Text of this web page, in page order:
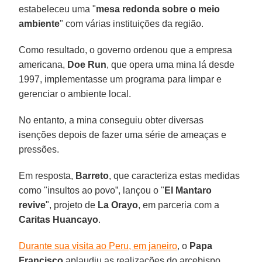
estabeleceu uma "mesa redonda sobre o meio
ambiente" com várias instituições da região.
Como resultado, o governo ordenou que a empresa
americana, Doe Run, que opera uma mina lá desde
1997, implementasse um programa para limpar e
gerenciar o ambiente local.
No entanto, a mina conseguiu obter diversas
isenções depois de fazer uma série de ameaças e
pressões.
Em resposta, Barreto, que caracteriza estas medidas
como "insultos ao povo”, lançou o " El Mantaro
revive", projeto de La Orayo, em parceria com a
Caritas Huancayo.
Durante sua visita ao Peru, em janeiro, o Papa